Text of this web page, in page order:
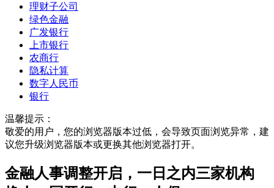
理财子公司
绿色金融
广发银行
上市银行
农商行
隐私计算
数字人民币
银行
温馨提示：
敬爱的用户，您的浏览器版本过低，会导致页面浏览异常，建
议您升级浏览器版本或更换其他浏览器打开。
金融人事调整开启，一日之内三家机构